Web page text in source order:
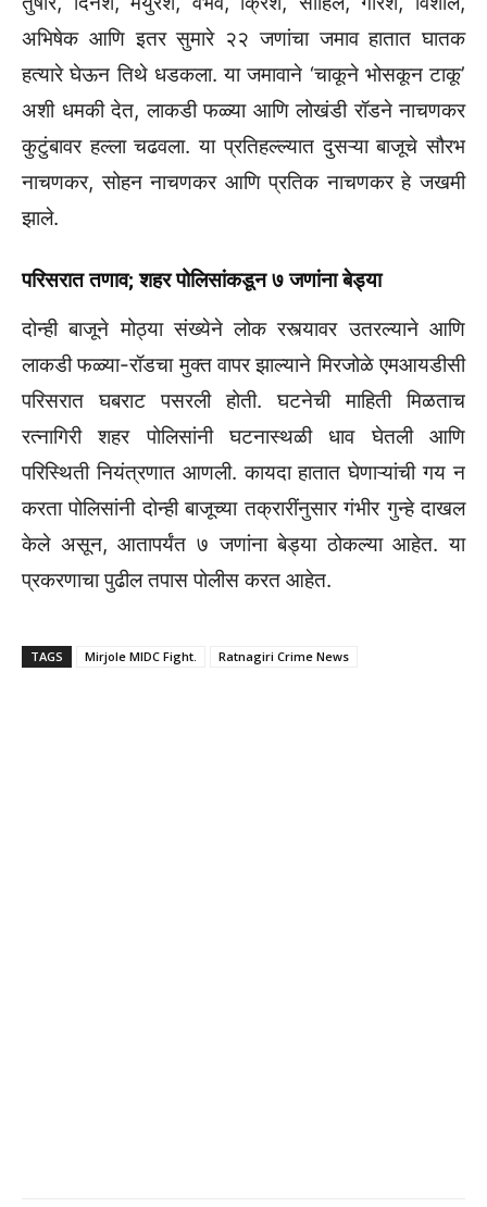
अभिषेक आणि इतर सुमारे २२ जणांचा जमाव हातात घातक
हत्यारे घेऊन तिथे धडकला. या जमावाने ‘चाकूने भोसकून टाकू’
अशी धमकी देत, लाकडी फळ्या आणि लोखंडी रॉडने नाचणकर
कुटुंबावर हल्ला चढवला. या प्रतिहल्ल्यात दुसऱ्या बाजूचे सौरभ
नाचणकर, सोहन नाचणकर आणि प्रतिक नाचणकर हे जखमी
झाले.
परिसरात तणाव; शहर पोलिसांकडून ७ जणांना बेड्या
दोन्ही बाजूने मोठ्या संख्येने लोक रस्त्यावर उतरल्याने आणि
लाकडी फळ्या-रॉडचा मुक्त वापर झाल्याने मिरजोळे एमआयडीसी
परिसरात घबराट पसरली होती. घटनेची माहिती मिळताच
रत्नागिरी शहर पोलिसांनी घटनास्थळी धाव घेतली आणि
परिस्थिती नियंत्रणात आणली. कायदा हातात घेणाऱ्यांची गय न
करता पोलिसांनी दोन्ही बाजूच्या तक्रारींनुसार गंभीर गुन्हे दाखल
केले असून, आतापर्यंत ७ जणांना बेड्या ठोकल्या आहेत. या
प्रकरणाचा पुढील तपास पोलीस करत आहेत.
TAGS Mirjole MIDC Fight. Ratnagiri Crime News